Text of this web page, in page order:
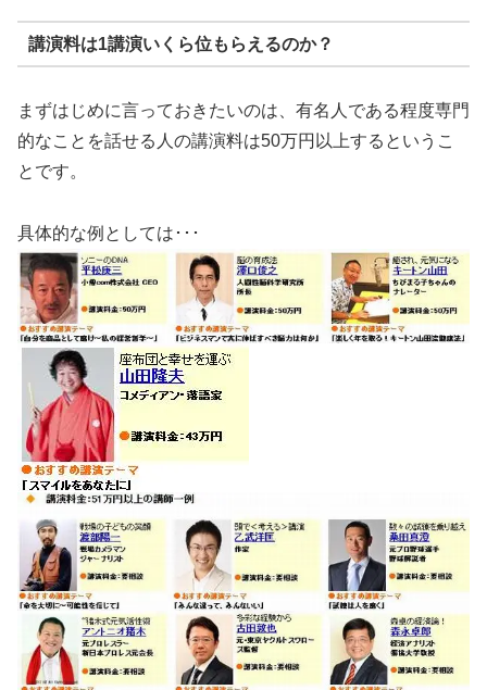
講演料は1講演いくら位もらえるのか？
まずはじめに言っておきたいのは、有名人である程度専門
的なことを話せる人の講演料は50万円以上するというこ
とです。
具体的な例としては･･･